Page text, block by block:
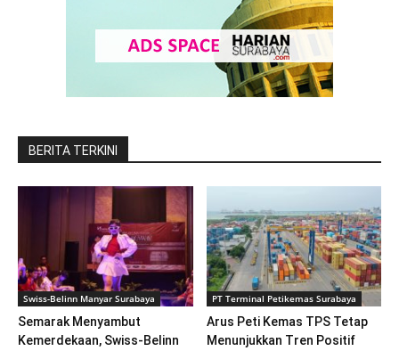
BERITA TERKINI
Swiss-Belinn Manyar Surabaya
Semarak Menyambut
Kemerdekaan, Swiss-Belinn
PT Terminal Petikemas Surabaya
Arus Peti Kemas TPS Tetap
Menunjukkan Tren Positif